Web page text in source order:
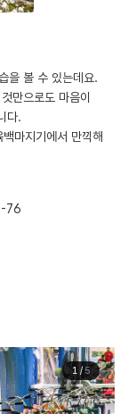
을 볼 수 있는데요.
만으로도 마음이
다.
마지기에서 만끽해
76
1/ 5